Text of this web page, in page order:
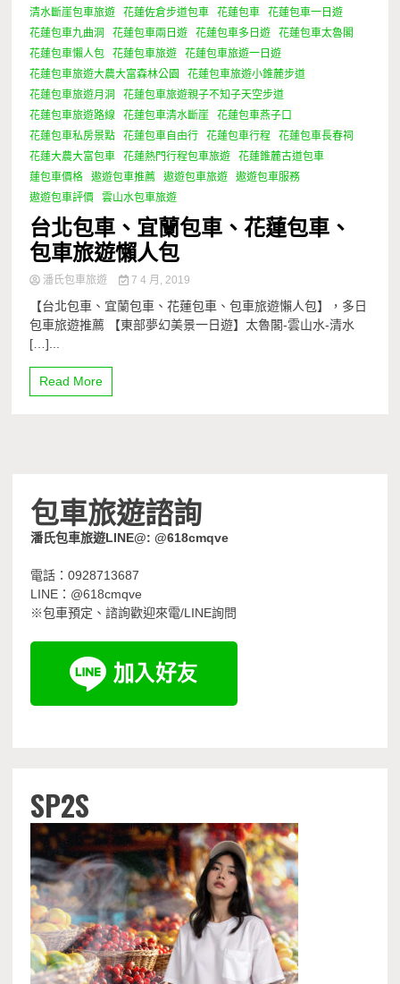
清水斷崖包車旅遊
花蓮佐倉步道包車 花蓮包車
花蓮包車一日遊
花蓮包車九曲洞
花蓮包車兩日遊 花蓮包車多日遊
花蓮包車太魯閣
花蓮包車懶人包
花蓮包車旅遊
花蓮包車旅遊一日遊
花蓮包車旅遊大農大富森林公園
花蓮包車旅遊小錐麓步道
花蓮包車旅遊月洞
花蓮包車旅遊親子不知子天空步道
花蓮包車旅遊路線
花蓮包車清水斷崖
花蓮包車燕子口
花蓮包車私房景點
花蓮包車自由行 花蓮包車行程
花蓮包車長春祠
花蓮大農大富包車
花蓮熱門行程包車旅遊
花蓮錐麓古道包車
蓮包車價格
遨遊包車推薦 遨遊包車旅遊
遨遊包車服務
遨遊包車評價
雲山水包車旅遊
台北包車、宜蘭包車、花蓮包車、
包車旅遊懶人包
潘氏包車旅遊 7 4 月, 2019
【台北包車、宜蘭包車、花蓮包車、包車旅遊懶人包】，多日
包車旅遊推薦 【東部夢幻美景一日遊】太魯閣-雲山水-清水
[…]...
Read More
包車旅遊諮詢
潘氏包車旅遊LINE@: @618cmqve
電話：0928713687
LINE：@618cmqve
※包車預定、諮詢歡迎來電/LINE詢問
SP2S